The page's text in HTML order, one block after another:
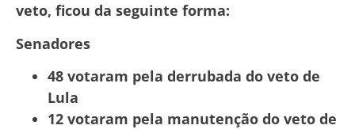
veto, ficou da seguinte forma:
Senadores
48 votaram pela derrubada do veto de
Lula
12 votaram pela manutenção do veto de